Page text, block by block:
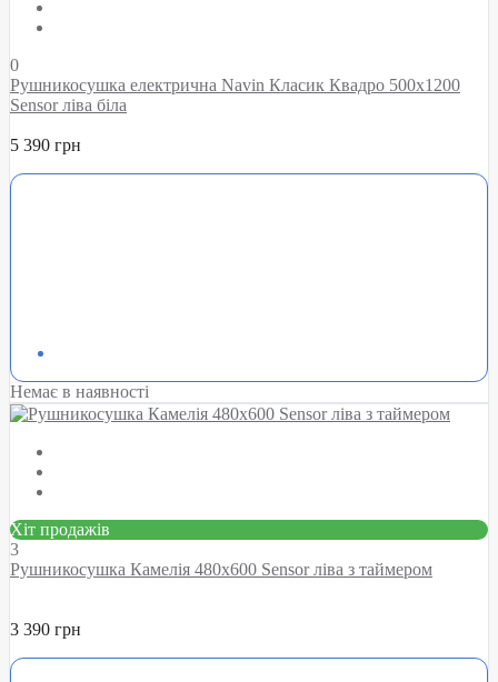
0
Рушникосушка електрична Navin Класик Квадро 500х1200
Sensor ліва біла
5 390 грн
Немає в наявності
Хіт продажів
3
Рушникосушка Камелія 480х600 Sensor ліва з таймером
3 390 грн